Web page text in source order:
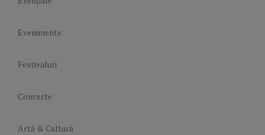
Evenimente
Festivaluri
Concerte
Artă & Cultură